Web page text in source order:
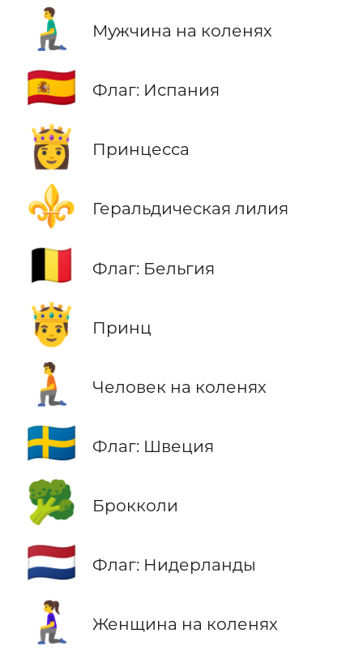
🧎‍♂️ Мужчина на коленях
🇪🇸 Флаг: Испания
👸 Принцесса
⚜️ Геральдическая лилия
🇧🇪 Флаг: Бельгия
🤴 Принц
🧎 Человек на коленях
🇸🇪 Флаг: Швеция
🥦 Брокколи
🇳🇱 Флаг: Нидерланды
🧎‍♀️ Женщина на коленях